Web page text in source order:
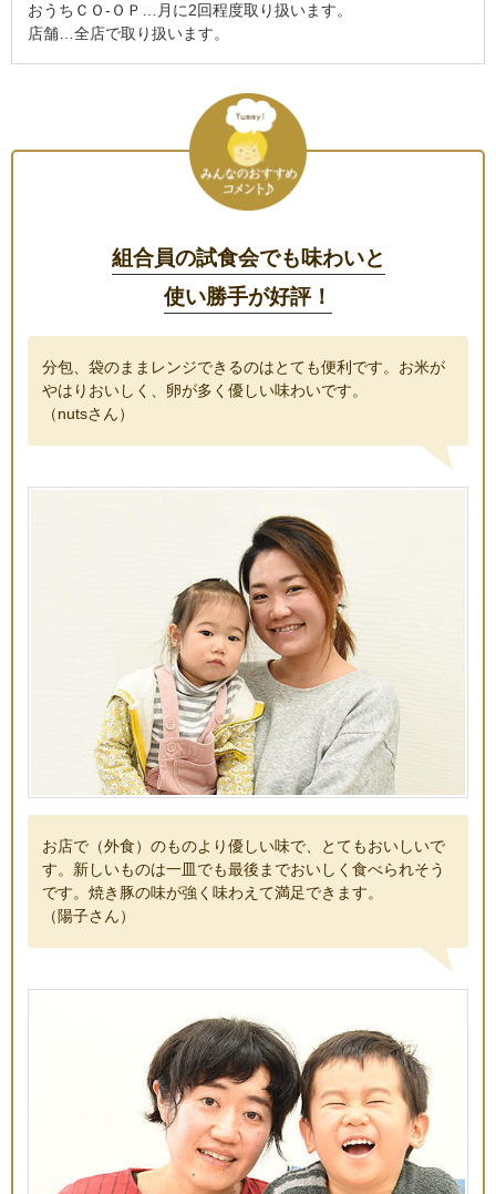
おうちＣＯ-ＯＰ…月に2回程度取り扱います。
店舗…全店で取り扱います。
組合員の試食会でも味わいと
使い勝手が好評！
分包、袋のままレンジできるのはとても便利です。お米が
やはりおいしく、卵が多く優しい味わいです。
（nutsさん）
お店で（外食）のものより優しい味で、とてもおいしいで
す。新しいものは一皿でも最後までおいしく食べられそう
です。焼き豚の味が強く味わえて満足できます。
（陽子さん）